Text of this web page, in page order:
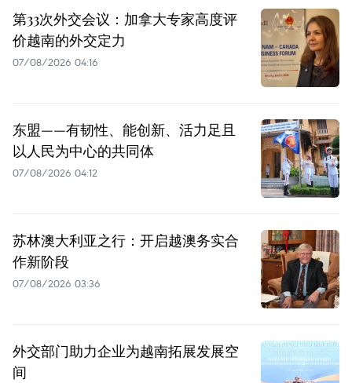
第33次外交会议：加拿大专家高度评
价越南的外交定力
07/08/2026 04:16
东盟——有韧性、能创新、活力足且
以人民为中心的共同体
07/08/2026 04:12
苏林澳大利亚之行：开启越澳务实合
作新阶段
07/08/2026 03:36
外交部门助力企业为越南拓展发展空
间